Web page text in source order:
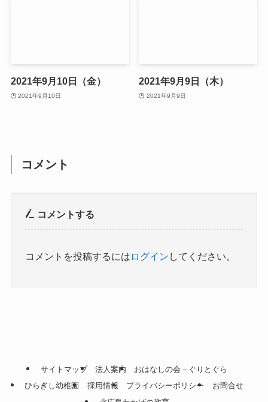
2021年9月10日（金）
2021年9月10日
2021年9月9日（木）
2021年9月9日
コメント
コメントする
コメントを投稿するには ログイン してください。
サイトマップ 法人案内
おはなしの会－ぐりとぐら
ひらぎし幼稚園
採用情報 プライバシーポリシー
お問合せ